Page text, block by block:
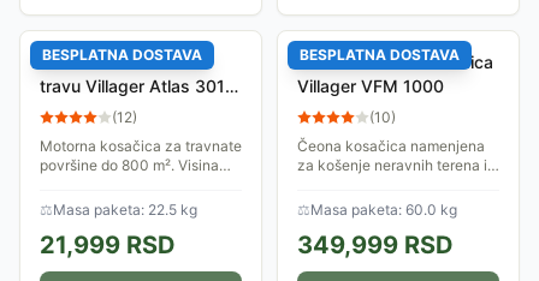
BESPLATNA DOSTAVA
Benzinska kosilica za
travu Villager Atlas 3010
T
(12)
Motorna kosačica za travnate
površine do 800 m². Visina
otkosa 42 cm.
⚖Masa paketa: 22.5 kg
21,999 RSD
BESPLATNA DOSTAVA
Čeona motorna kosačica
Villager VFM 1000
(10)
Čeona kosačica namenjena
za košenje neravnih terena i
površine. Ima motor snage
4.1kW, radne zapremine 212
cm³. Visina...
⚖Masa paketa: 60.0 kg
349,999 RSD